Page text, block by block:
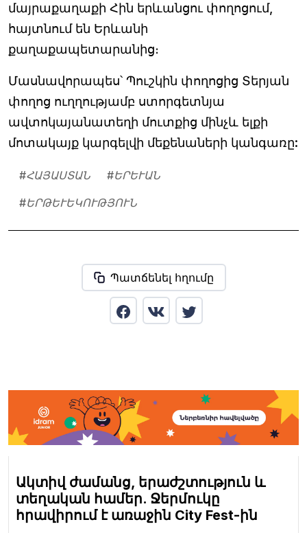
մայրաքաղաքի Հին երևանցու փողոցում,
հայտնում են Երևանի
քաղաքապետարանից։
Մասնավորապես՝ Պուշկին փողոցից Տերյան
փողոց ուղղությամբ ստորգետնյա
ավտոկայանատեղի մուտքից մինչև ելքի
մոտակայք կարգելվի մեքենաների կանգառը:
#ՀԱՅԱՍՏԱՆ #ԵՐԵՒԱՆ
#ԵՐԹԵՒԵԿՈՒԹՅՈՒՆ
Պատճենել հղումը
Ակտիվ ժամանց, երաժշտություն և
տեղական համեր. Ջերմուկը
հրավիրում է առաջին City Fest-ին